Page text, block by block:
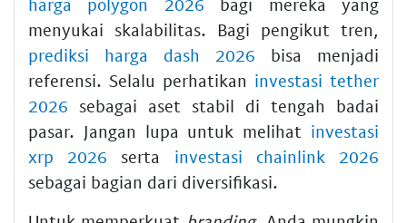
menyukai skalabilitas. Bagi pengikut tren,
prediksi harga dash 2026 bisa menjadi
referensi. Selalu perhatikan investasi tether
2026 sebagai aset stabil di tengah badai
pasar. Jangan lupa untuk melihat investasi
xrp 2026 serta investasi chainlink 2026
sebagai bagian dari diversifikasi.